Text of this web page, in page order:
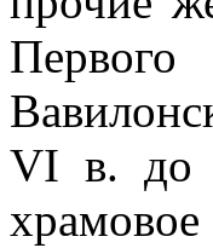
VI в. до
храмовое